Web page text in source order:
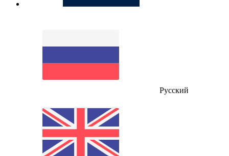
Русский